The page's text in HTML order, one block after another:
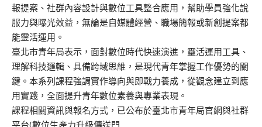
報提案、社群內容設計與數位工具整合應用，幫助學員強化說
服力與曝光效益，無論是自媒體經營、職場簡報或新創提案都
能靈活運用。
臺北市青年局表示，面對數位時代快速演進，靈活運用工具、
理解科技邏輯、具備跨域思維，是現代青年掌握工作優勢的關
鍵。本系列課程強調實作導向與即戰力養成，從觀念建立到應
用實踐，全面提升青年數位素養與專業表現。
課程相關資訊與報名方式，已公布於臺北市青年局官網與社群